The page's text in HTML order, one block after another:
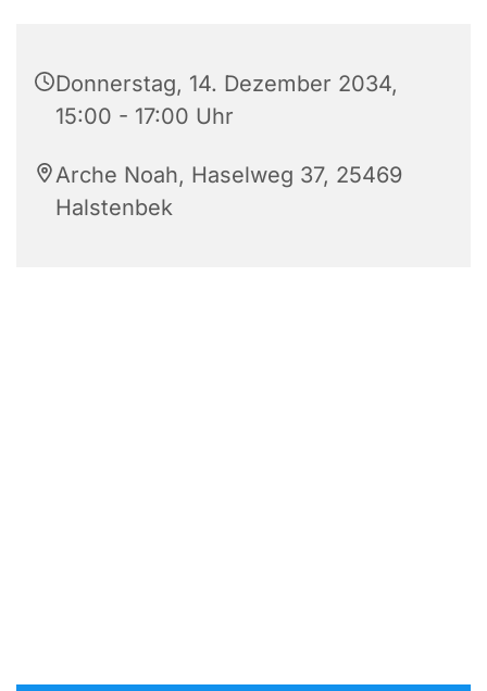
Donnerstag, 14. Dezember 2034,
15:00 - 17:00 Uhr
Arche Noah, Haselweg 37, 25469
Halstenbek